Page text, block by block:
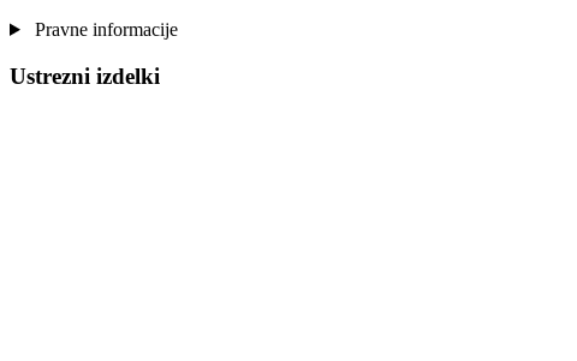
Pravne informacije
Ustrezni izdelki